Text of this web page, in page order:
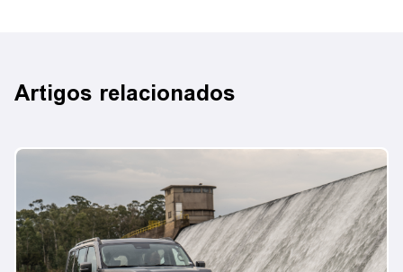
Artigos relacionados